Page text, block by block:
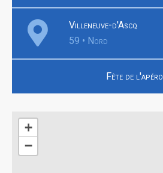
Villeneuve-d'Ascq
59 • Nord
Fête de l'apéro
+
−